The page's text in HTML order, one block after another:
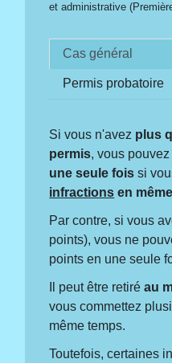
et administrative
Cas général
Permis probatoire
Si vous n'avez plus
permis, vous pouvez
une seule fois si
infractions en
Par contre, si vous
points), vous ne
points en une seule
Il peut être retiréau
vous commettez
même temps.
Toutefois, certaines